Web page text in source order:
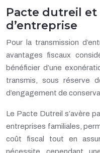
Pacte dutreil et
d’entreprise
Pour la transmission
avantages fiscaux
bénéficier d’une
transmis, sous réserve
d’engagement de
Le Pacte Dutreil s’avère
entreprises familiales,
coût fiscal tout en